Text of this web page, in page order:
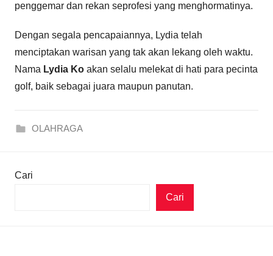
penggemar dan rekan seprofesi yang menghormatinya.
Dengan segala pencapaiannya, Lydia telah
menciptakan warisan yang tak akan lekang oleh waktu.
Nama Lydia Ko akan selalu melekat di hati para pecinta
golf, baik sebagai juara maupun panutan.
OLAHRAGA
Cari
Cari